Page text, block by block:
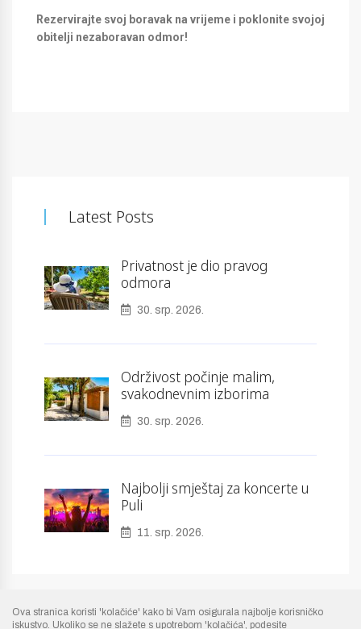
Ova stranica koristi 'kolačiće' kako bi Vam osigurala najbolje korisničko
iskustvo. Ukoliko se ne slažete s upotrebom 'kolačića', podesite
Rezervirajte svoj boravak na vrijeme i poklonite svojoj
obitelji nezaboravan odmor!
Latest Posts
Privatnost je dio pravog
odmora
30. srp. 2026.
Održivost počinje malim,
svakodnevnim izborima
30. srp. 2026.
Najbolji smještaj za koncerte u
Puli
11. srp. 2026.